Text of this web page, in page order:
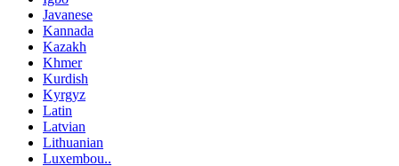
Javanese
Kannada
Kazakh
Khmer
Kurdish
Kyrgyz
Latin
Latvian
Lithuanian
Luxembou..